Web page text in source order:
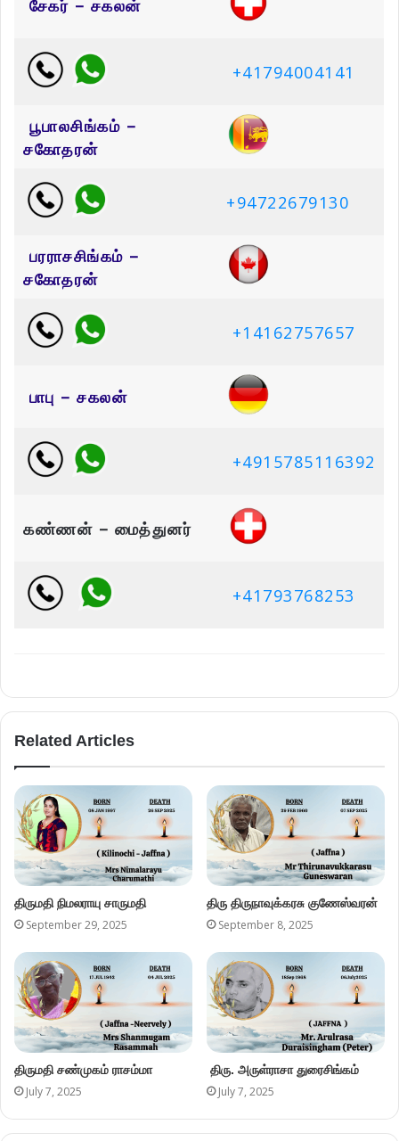
சேகர் – சகலன்
+41794004141
பூபாலசிங்கம் –
சகோதரன்
+94722679130
பரராசசிங்கம் –
சகோதரன்
+14162757657
பாபு – சகலன்
+4915785116392
கண்ணன் – மைத்துனர்
+41793768253
Related Articles
திருமதி நிமலராயு சாருமதி
September 29, 2025
திரு திருநாவுக்கரசு குணேஸ்வரன்
September 8, 2025
திருமதி சண்முகம் ராசம்மா
July 7, 2025
திரு. அருள்ராசா துரைசிங்கம்
July 7, 2025